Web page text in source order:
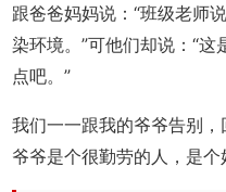
跟爸爸妈妈说：“班级老师
染环境。”可他们却说：“
点吧。”
我们一一跟我的爷爷告别
爷爷是个很勤劳的人，是个